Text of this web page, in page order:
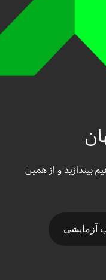
بیندازید و از همین
آزمایشی